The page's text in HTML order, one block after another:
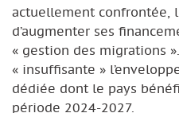
actuellement confrontée,
d’augmenter ses
« gestion des migrations
« insuffisante »
dédiée dont le pays
période 2024-2027.